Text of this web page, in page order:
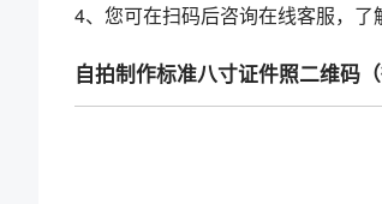
4、您可在扫码后咨询在线客服，了
自拍制作标准八寸证件照二维码